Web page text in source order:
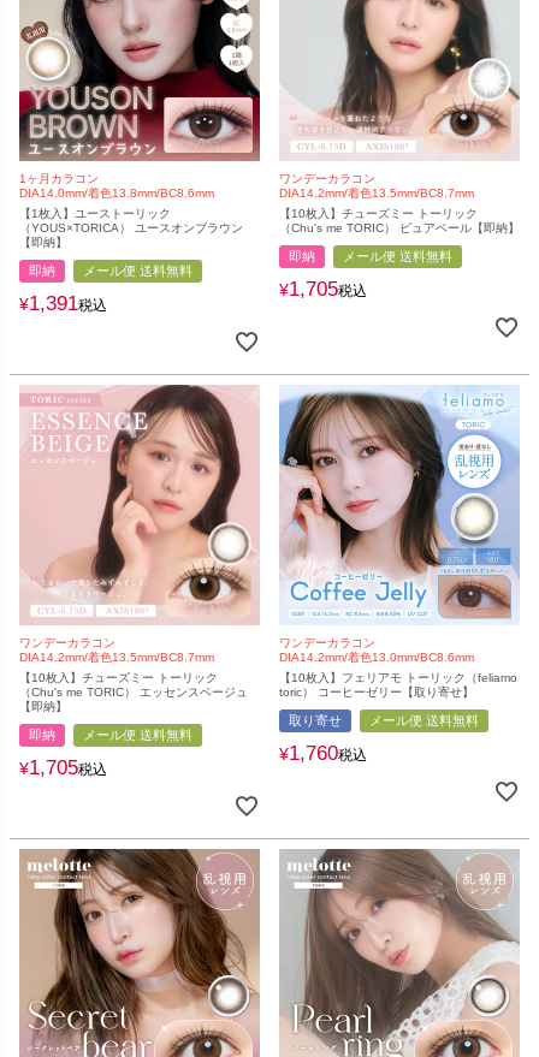
1ヶ月カラコン
DIA14.0mm/着色13.8mm/BC8.6mm
【1枚入】ユーストーリック
（YOUS×TORICA） ユースオンブラウン
【即納】
即納 メール便 送料無料
¥1,391税込
ワンデーカラコン
DIA14.2mm/着色13.5mm/BC8.7mm
【10枚入】チューズミー トーリック
（Chu's me TORIC） ピュアベール【即納】
即納 メール便 送料無料
¥1,705税込
ワンデーカラコン
DIA14.2mm/着色13.5mm/BC8.7mm
【10枚入】チューズミー トーリック
（Chu's me TORIC） エッセンスベージュ
【即納】
即納 メール便 送料無料
¥1,705税込
ワンデーカラコン
DIA14.2mm/着色13.0mm/BC8.6mm
【10枚入】フェリアモ トーリック（feliamo
toric） コーヒーゼリー【取り寄せ】
取り寄せ メール便 送料無料
¥1,760税込